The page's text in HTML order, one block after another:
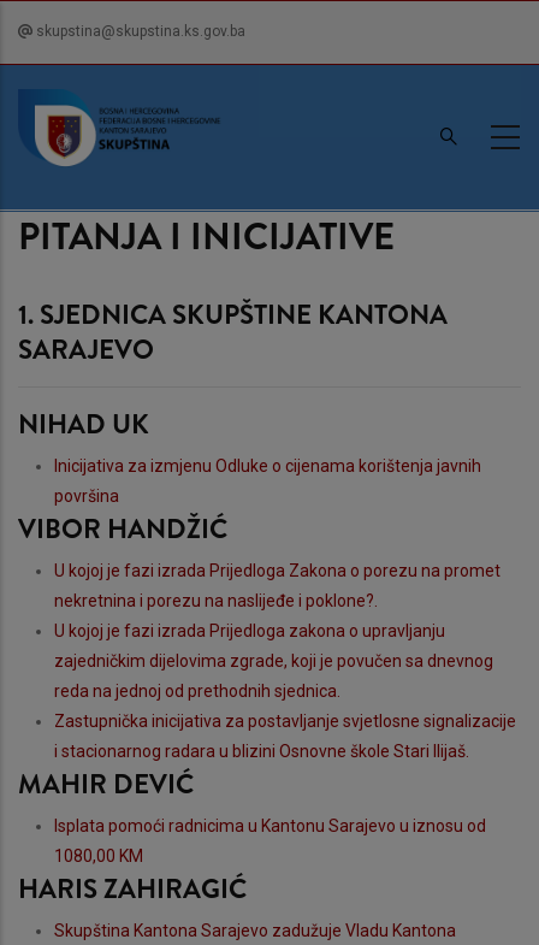
content
skupstina@skupstina.ks.gov.ba
PITANJA I INICIJATIVE
1. SJEDNICA SKUPŠTINE KANTONA
SARAJEVO
NIHAD UK
Inicijativa za izmjenu Odluke o cijenama korištenja javnih
površina
VIBOR HANDŽIĆ
U kojoj je fazi izrada Prijedloga Zakona o porezu na promet
nekretnina i porezu na naslijeđe i poklone?.
U kojoj je fazi izrada Prijedloga zakona o upravljanju
zajedničkim dijelovima zgrade, koji je povučen sa dnevnog
reda na jednoj od prethodnih sjednica.
Zastupnička inicijativa za postavljanje svjetlosne signalizacije
i stacionarnog radara u blizini Osnovne škole Stari Ilijaš.
MAHIR DEVIĆ
Isplata pomoći radnicima u Kantonu Sarajevo u iznosu od
1080,00 KM
HARIS ZAHIRAGIĆ
Skupština Kantona Sarajevo zadužuje Vladu Kantona